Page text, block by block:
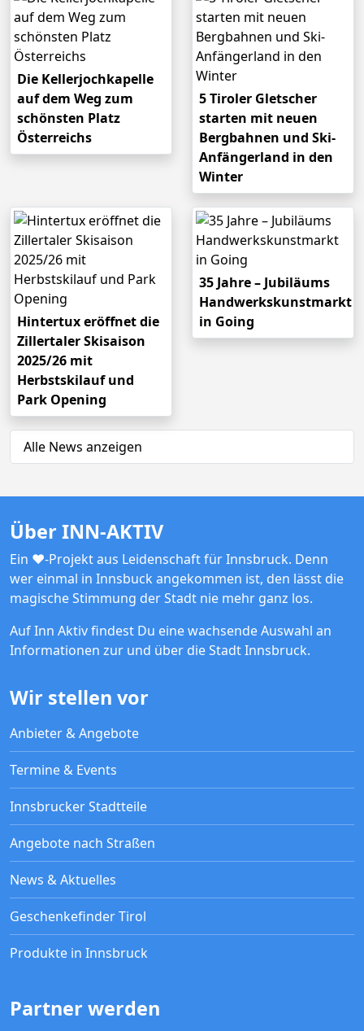
Die Kellerjochkapelle
auf dem Weg zum
schönsten Platz
Österreichs
5 Tiroler Gletscher
starten mit neuen
Bergbahnen und Ski-
Anfängerland in den
Winter
Hintertux eröffnet die
Zillertaler Skisaison
2025/26 mit
Herbstskilauf und
Park Opening
35 Jahre – Jubiläums
Handwerkskunstmarkt
in Going
Alle News anzeigen
Über INN-AKTIV
Ein ♥-Projekt aus Leidenschaft für Innsbruck. Denn
wer einmal in Innsbuck angekommen ist, den lässt die
magische Stimmung der Stadt nie mehr ganz los.
Auf Inn Aktiv findest Du eine wachsende Auswahl an
Informationen zur und über die Stadt Innsbruck.
Wir stellen vor
Anbieter & Angebote
Termine & Events
Innsbrucker Stadtteile
Angebote nach Straßen
News & Aktuelles
Geschenkefinder Tirol
Produkte in Innsbruck
Partner werden